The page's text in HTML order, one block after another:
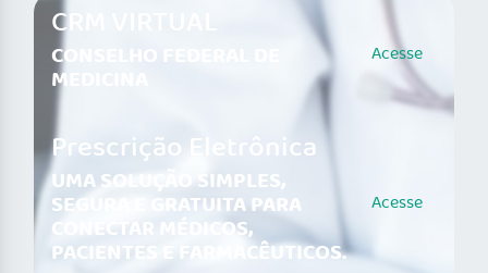
CRM VIRTUAL
CONSELHO FEDERAL DE
MEDICINA
Acesse
Prescrição Eletrônica
UMA SOLUÇÃO SIMPLES,
SEGURA E GRATUITA PARA
CONECTAR MÉDICOS,
PACIENTES E FARMACÊUTICOS.
Acesse